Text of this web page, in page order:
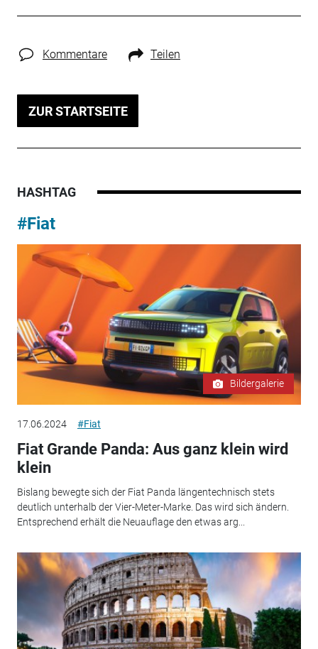
Kommentare Teilen
ZUR STARTSEITE
HASHTAG
#Fiat
Bildergalerie
17.06.2024 #Fiat
Fiat Grande Panda: Aus ganz klein wird
klein
Bislang bewegte sich der Fiat Panda längentechnisch stets
deutlich unterhalb der Vier-Meter-Marke. Das wird sich ändern.
Entsprechend erhält die Neuauflage den etwas arg...